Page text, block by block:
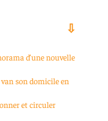
d’une nouvelle
son domicile en
et circuler